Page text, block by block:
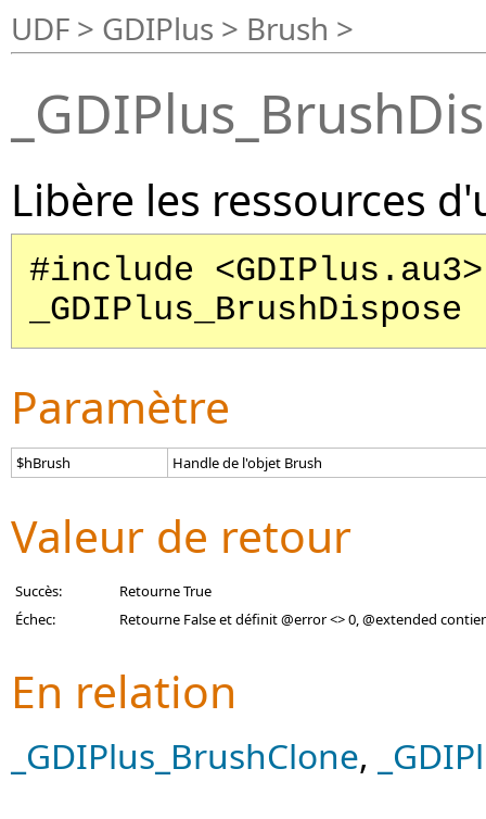
UDF > GDIPlus > Brush >
Libère les ressources
#include <GDIPlus.au3>
Paramètre
$hBrush Handle de l'objet Brush
Valeur de retour
Succès:
Retourne True
Échec:
Retourne False et définit @error <> 0, @extended
En relation
_GDIPlus_BrushClone,